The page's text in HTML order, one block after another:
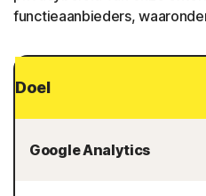
functieaanbieders,
Doel
Google Analytics